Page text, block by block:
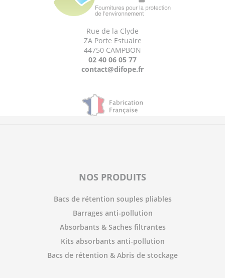
Rue de la Clyde
ZA Porte Estuaire
44750 CAMPBON
02 40 06 05 77
contact@difope.fr
NOS PRODUITS
Bacs de rétention souples pliables
Barrages anti-pollution
Absorbants & Saches filtrantes
Kits absorbants anti-pollution
Bacs de rétention & Abris de stockage